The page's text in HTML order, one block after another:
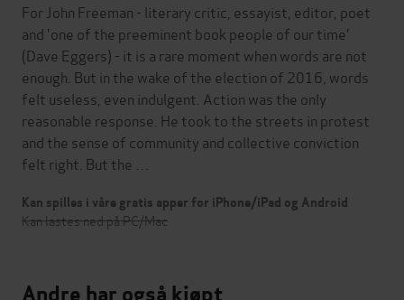
For John Freeman - literary critic, essayist, editor, poet
and 'one of the preeminent book people of our time'
(Dave Eggers) - it is a rare moment when words are not
enough. But in the wake of the election of 2016, words
felt useless, even indulgent. Action was the only
reasonable response. He took to the streets in protest
and the sense of community and collective conviction
felt right. But the …
Kan spilles i våre gratis apper for iPhone/iPad og Android
Kan lastes ned på PC/Mac
Andre har også kjøpt